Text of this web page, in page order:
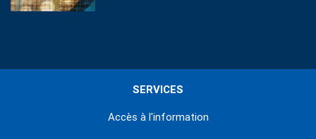
SERVICES
Accès à l'information